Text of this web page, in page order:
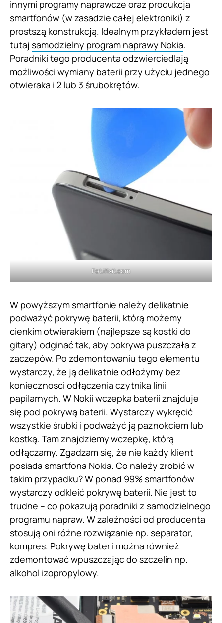
innymi programy naprawcze oraz produkcja
smartfonów (w zasadzie całej elektroniki) z
prostszą konstrukcją. Idealnym przykładem jest
tutaj samodzielny program naprawy Nokia.
Poradniki tego producenta odzwierciedlają
możliwości wymiany baterii przy użyciu jednego
otwieraka i 2 lub 3 śrubokrętów.
Fot.ifixit.com
W powyższym smartfonie należy delikatnie
podważyć pokrywę baterii, którą możemy
cienkim otwierakiem (najlepsze są kostki do
gitary) odginać tak, aby pokrywa puszczała z
zaczepów. Po zdemontowaniu tego elementu
wystarczy, że ją delikatnie odłożymy bez
konieczności odłączenia czytnika linii
papilarnych. W Nokii wczepka baterii znajduje
się pod pokrywą baterii. Wystarczy wykręcić
wszystkie śrubki i podważyć ją paznokciem lub
kostką. Tam znajdziemy wczepkę, którą
odłączamy. Zgadzam się, że nie każdy klient
posiada smartfona Nokia. Co należy zrobić w
takim przypadku? W ponad 99% smartfonów
wystarczy odkleić pokrywę baterii. Nie jest to
trudne – co pokazują poradniki z samodzielnego
programu napraw. W zależności od producenta
stosują oni różne rozwiązanie np. separator,
kompres. Pokrywę baterii można również
zdemontować wpuszczając do szczelin np.
alkohol izopropylowy.